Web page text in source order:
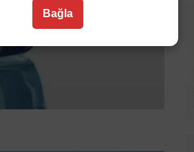
Bağla